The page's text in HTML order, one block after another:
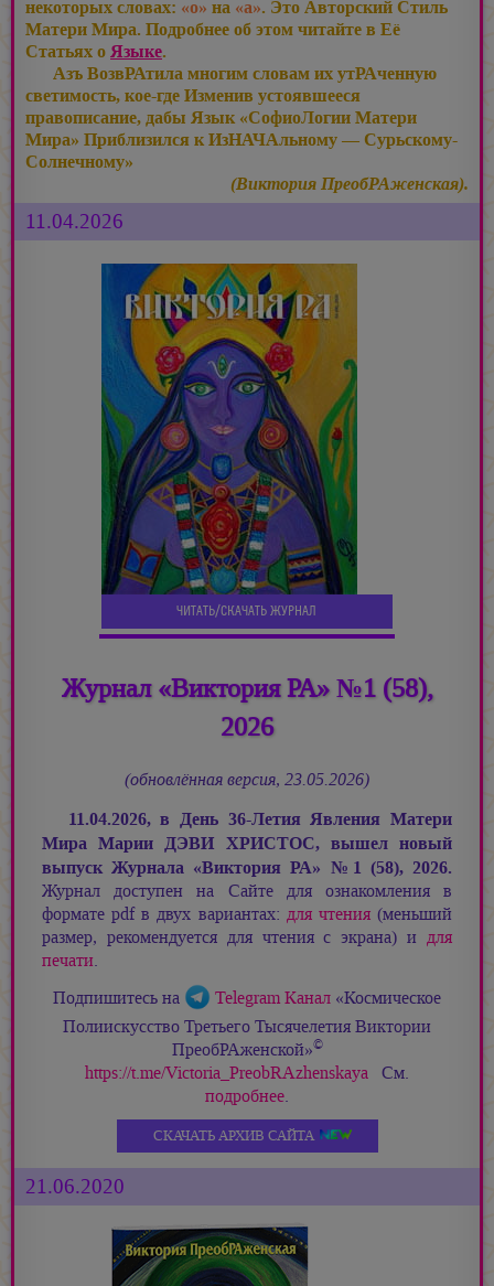
некоторых словах: «о» на «а». Это Авторский Стиль
Матери Мира. Подробнее об этом читайте в Её
Статьях оЯзыке.
Азъ ВозвРАтила многим словам их утРАченную
светимость, кое-где Изменив устоявшееся
правописание, дабы Язык «СофиоЛогии Матери
Мира» Приблизился к ИзНАЧАльному — Сурьскому-
Солнечному»
(Виктория ПреобРАженская).
11.04.2026
ЧИТАТЬ/СКАЧАТЬ ЖУРНАЛ
Журнал «Виктория РА» №1 (58),
2026
(обновлённая версия, 23.05.2026)
11.04.2026, в День 36-Летия Явления Матери
МираМарии ДЭВИ ХРИСТОС,вышел новый
выпуск Журнала «Виктория РА» № 1 (58), 2026.
Журнал доступен на Сайте для ознакомления в
формате pdf в двух вариантах: для чтения(меньший
размер, рекомендуется для чтения с экрана) и для
печати.
Подпишитесь на
Telegram Канал «Космическое
Полиискусство Третьего Тысячелетия Виктории
ПреобРАженской»©
https://t.me/Victoria_PreobRAzhenskaya См.
подробнее.
СКАЧАТЬ АРХИВ САЙТА
21.06.2020